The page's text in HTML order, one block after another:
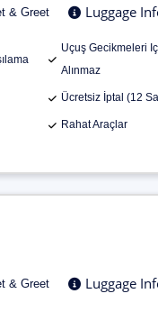
& Greet Luggage
Uçuş Gecikmeleri
Alınmaz
Ücretsiz İptal (12
Rahat Araçlar
& Greet Luggage